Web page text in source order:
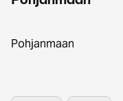
Pohjanmaan